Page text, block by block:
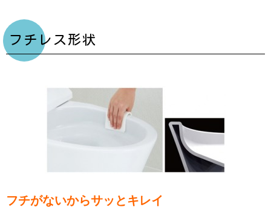
フチレス形状
フチがないからサッとキレイ